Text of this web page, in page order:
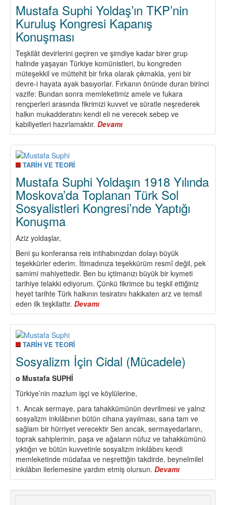
Mustafa Suphi Yoldaş’ın TKP’nin
Kuruluş Kongresi Kapanış
Konuşması
Teşkilât devirlerini geçiren ve şimdiye kadar birer grup
halinde yaşayan Türkiye komünistleri, bu kongreden
müteşekkil ve müttehit bir fırka olarak çıkmakla, yeni bir
devre-i hayata ayak basıyorlar. Fırkanın önünde duran birinci
vazife: Bundan sonra memleketimiz amele ve fukara
rençperleri arasında fikrimizi kuvvet ve süratle neşrederek
halkın mukadderatını kendi eli ne verecek sebep ve
kabiliyetleri hazırlamaktır. Devamı
Mustafa
Suphi
Kongresi
Kapanış
Konuşması
TARİH VE TEORİ
Mustafa Suphi Yoldaşın 1918 Yılında
Moskova’da Toplanan Türk Sol
Sosyalistleri Kongresi’nde Yaptığı
Konuşma
Aziz yoldaşlar,
Beni şu konferansa reis intihabınızdan dolayı büyük
teşekkürler ederim. İtimadınıza teşekkürüm resmî değil, pek
samimi mahiyettedir. Ben bu içtimanızı büyük bir kıymeti
tarihiye telakki ediyorum. Çünkü fikrimce bu teşkil ettiğiniz
heyet tarihte Türk halkının tesiratını hakikaten arz ve temsil
eden ilk teşkilattır. Devamı
Mustafa
Suphi
Moskova’da
Sol
Sosyalistleri
Kongresi’nde
Yaptığı
Konuşma
TARİH VE TEORİ
Sosyalizm İçin Cidal (Mücadele)
o Mustafa SUPHİ
Türkiye’nin mazlum işçi ve köylülerine,
1. Ancak sermaye, para tahakkümünün devrilmesi ve yalnız
sosyalizm inkılâbının bütün cihana yayılması, sana tam ve
sağlam bir hürriyet verecektir Sen ancak, sermayedarların,
toprak sahiplerinin, paşa ve ağaların nüfuz ve tahakkümünü
yıktığın ve bütün kuvvetinle sosyalizm inkılâbını kendi
memleketinde müdafaa ve neşrettiğin takdirde, beynelmilel
inkılâbın ilerlemesine yardım etmiş olursun. Devamı
Sosyalizm
İçin